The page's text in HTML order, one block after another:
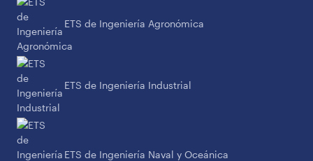
ETS de Ingeniería Agronómica
ETS de Ingeniería Industrial
ETS de Ingeniería Naval y Oceánica